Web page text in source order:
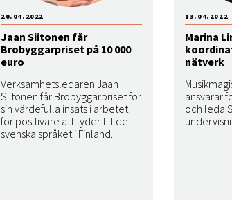
Jaan Siitonen får
Brobyggarpriset på 10 000
euro
Verksamhetsledaren Jaan
Siitonen får Brobyggarpriset för
sin värdefulla insats i arbetet
för positivare attityder till det
svenska språket i Finland.
20.04.2022
Marina
nätverk
ansvarar
och leda
13.04.2022